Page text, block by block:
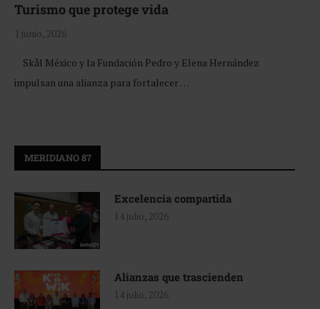
Turismo que protege vida
1 junio, 2026
Skål México y la Fundación Pedro y Elena Hernández
impulsan una alianza para fortalecer …
MERIDIANO 87
Excelencia compartida
14 julio, 2026
Alianzas que trascienden
14 julio, 2026